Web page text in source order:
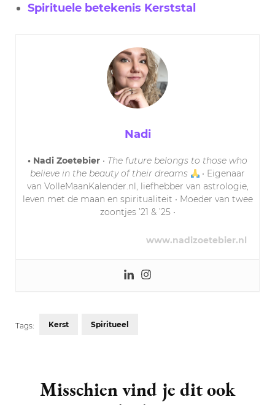
Spirituele betekenis Kerststal
Nadi
• Nadi Zoetebier • The future belongs to those who
believe in the beauty of their dreams
• Eigenaar
van VolleMaanKalender.nl, liefhebber van astrologie,
leven met de maan en spiritualiteit • Moeder van twee
zoontjes ’21 & ’25 •
www.nadizoetebier.nl
Tags: Kerst Spiritueel
Navigation
Misschien vind je dit ook